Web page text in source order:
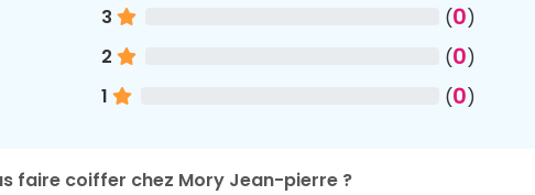
3
(0)
2
(0)
1
(0)
faire coiffer chez Mory Jean-pierre ?